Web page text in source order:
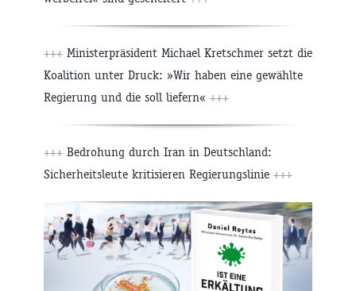
+++ Ministerpräsident Michael Kretschmer setzt die
Koalition unter Druck: »Wir haben eine gewählte
Regierung und die soll liefern« +++
+++ Bedrohung durch Iran in Deutschland:
Sicherheitsleute kritisieren Regierungslinie +++